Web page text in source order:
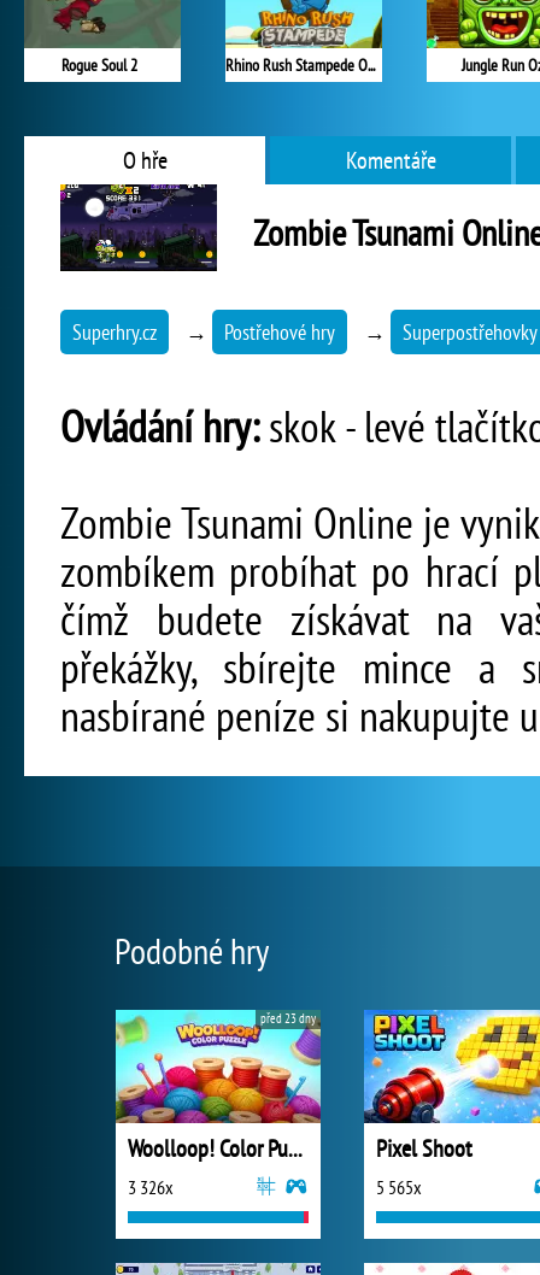
Rogue Soul 2 Rhino Rush Stampede Online Jungle Run
O hře Komentáře
Zombie Tsunami
Superhry.cz → Postřehové hry → Superpostřehovky
Ovládání hry:skok - levé
Zombie Tsunami Online je
zombíkem probíhat po hrací
čímž budete získávat na
překážky, sbírejte mince a
nasbírané peníze si nakupujte
Podobné hry
Woolloop! Color Puzzle
3 326x
před 23 dny
Pixel Shoot
5 565x